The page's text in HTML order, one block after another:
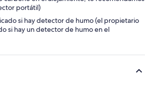
portátil)
si hay detector de humo (el propietario
si hay un detector de humo en el